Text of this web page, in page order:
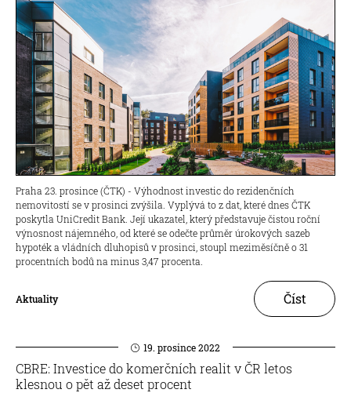
Praha 23. prosince (ČTK) - Výhodnost investic do rezidenčních
nemovitostí se v prosinci zvýšila. Vyplývá to z dat, které dnes ČTK
poskytla UniCredit Bank. Její ukazatel, který představuje čistou roční
výnosnost nájemného, od které se odečte průměr úrokových sazeb
hypoték a vládních dluhopisů v prosinci, stoupl meziměsíčně o 31
procentních bodů na minus 3,47 procenta.
Aktuality Číst
19. prosince 2022
CBRE: Investice do komerčních realit v ČR letos
klesnou o pět až deset procent